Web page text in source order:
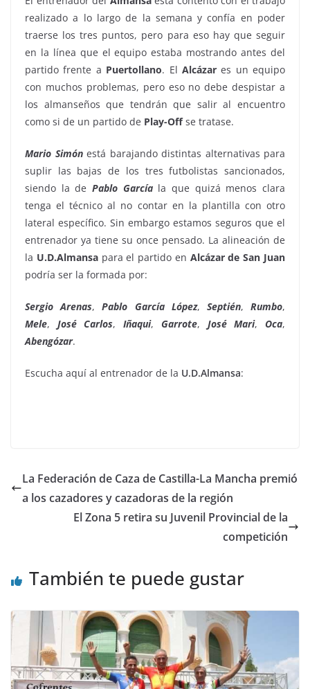
realizado a lo largo de la semana y confía en poder
traerse los tres puntos, pero para eso hay que seguir
en la línea que el equipo estaba mostrando antes del
partido frente a Puertollano. El Alcázares un equipo
con muchos problemas, pero eso no debe despistar a
los almanseños que tendrán que salir al encuentro
como si de un partido de Play-Offse tratase.
Mario Simónestá barajando distintas alternativas para
suplir las bajas de los tres futbolistas sancionados,
siendo la de Pablo Garcíala que quizá menos clara
tenga el técnico al no contar en la plantilla con otro
lateral específico. Sin embargo estamos seguros que el
entrenador ya tiene su once pensado. La alineación de
la U.D.Almansapara el partido en Alcázar de San Juan
podría ser la formada por:
Sergio Arenas,Pablo García López, Septién,Rumbo,
Mele, José Carlos,Iñaqui, Garrote, José Mari,Oca,
Abengózar.
Escucha aquí al entrenador de la U.D.Almansa:
La Federación de Caza de Castilla-La Mancha premió
a los cazadores y cazadoras de la región
El Zona 5 retira su Juvenil Provincial de la
competición
También te puede gustar